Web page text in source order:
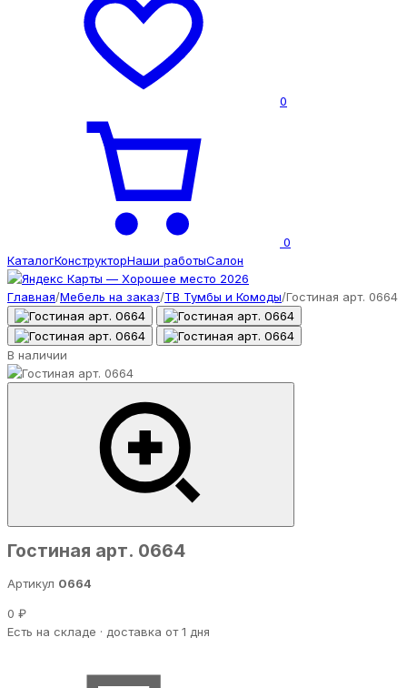
0
0
КаталогКонструкторНаши работыСалон
Главная/Мебель на заказ/ТВ Тумбы и Комоды/Гостиная арт. 0664
В наличии
Гостиная арт. 0664
Артикул 0664
0 ₽
Есть на складе · доставка от 1 дня